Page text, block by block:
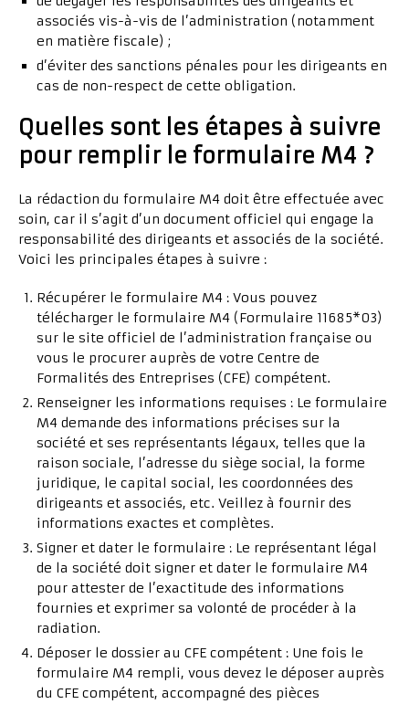
associés vis-à-vis de l’administration (notamment
en matière fiscale) ;
d’éviter des sanctions pénales pour les dirigeants en
cas de non-respect de cette obligation.
Quelles sont les étapes à suivre
pour remplir le formulaire M4 ?
La rédaction du formulaire M4 doit être effectuée avec
soin, car il s’agit d’un document officiel qui engage la
responsabilité des dirigeants et associés de la société.
Voici les principales étapes à suivre :
Récupérer le formulaire M4 : Vous pouvez
télécharger le formulaire M4 (Formulaire 11685*03)
sur le site officiel de l’administration française ou
vous le procurer auprès de votre Centre de
Formalités des Entreprises (CFE) compétent.
Renseigner les informations requises : Le formulaire
M4 demande des informations précises sur la
société et ses représentants légaux, telles que la
raison sociale, l’adresse du siège social, la forme
juridique, le capital social, les coordonnées des
dirigeants et associés, etc. Veillez à fournir des
informations exactes et complètes.
Signer et dater le formulaire : Le représentant légal
de la société doit signer et dater le formulaire M4
pour attester de l’exactitude des informations
fournies et exprimer sa volonté de procéder à la
radiation.
Déposer le dossier au CFE compétent : Une fois le
formulaire M4 rempli, vous devez le déposer auprès
du CFE compétent, accompagné des pièces